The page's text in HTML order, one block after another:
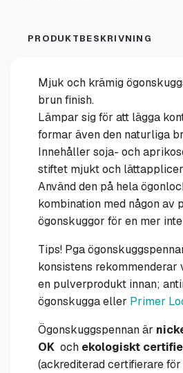
PRODUKTBESKRIVNING
Mjuk och krämig
brun finish.
Lämpar sig för att lägga
formar även den naturliga
Innehåller soja- och
stiftet mjukt och
Använd den på hela
kombination med någon av
ögonskuggor för en mer
Tips! Pga
konsistens rekommenderar
en pulverprodukt innan;
ögonskugga eller Primer
Ögonskuggspennan är
OK och ekologiskt
(ackrediterad certifierare